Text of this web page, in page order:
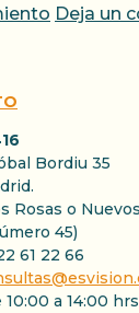
Deja un
Bordiu 35
Rosas o
45)
61 22 66
10:00 a 14:00